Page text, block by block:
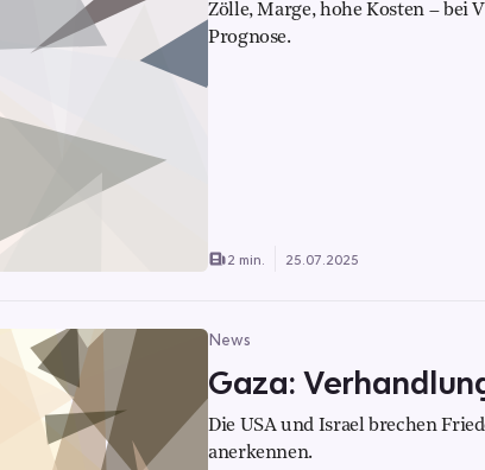
Zölle, Marge, hohe Kosten – bei
Prognose.
2 min. 25.07.2025
News
Gaza:
Die USA und Israel brechen
anerkennen.